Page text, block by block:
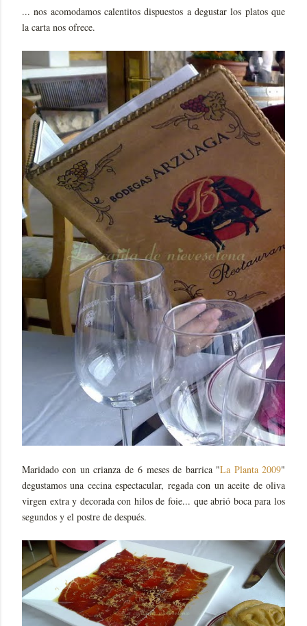
... nos acomodamos calentitos dispuestos a degustar los platos que
la carta nos ofrece.
Maridado con un crianza de 6 meses de barrica "La Planta 2009"
degustamos una cecina espectacular, regada con un aceite de oliva
virgen extra y decorada con hilos de foie... que abrió boca para los
segundos y el postre de después.